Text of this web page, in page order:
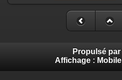
Propulsé par
Affichage : Mobile